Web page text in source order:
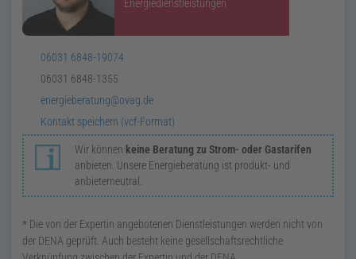
Energiedienst­leistungen
Telefon:06031 6848-19074
Telefax:
06031 6848-1355
Mail:
energieberatung@ovag.de
Card:Kontakt speichern (vcf-Format)
Wir können keine Beratung zu Strom- oder Gastarifen
anbieten. Unsere Energie­beratung ist produkt- und
anbieter­neutral.
* Die von der Expertin angebotenen Dienst­leistungen werden nicht von
der DENA geprüft. Auch besteht keine gesell­schafts­rechtliche